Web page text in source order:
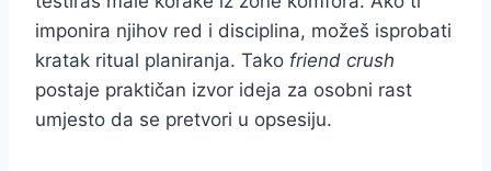
imponira njihov red i disciplina, možeš isprobati
kratak ritual planiranja. Tako friend crush
postaje praktičan izvor ideja za osobni rast
umjesto da se pretvori u opsesiju.